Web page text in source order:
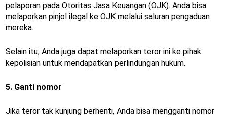
pelaporan pada Otoritas Jasa Keuangan (OJK). Anda bisa
melaporkan pinjol ilegal ke OJK melalui saluran pengaduan
mereka.
Selain itu, Anda juga dapat melaporkan teror ini ke pihak
kepolisian untuk mendapatkan perlindungan hukum.
5. Ganti nomor
Jika teror tak kunjung berhenti, Anda bisa mengganti nomor